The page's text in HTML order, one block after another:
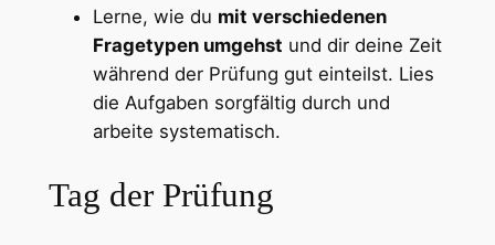
Lerne, wie du mit verschiedenen
Fragetypen umgehst und dir deine Zeit
während der Prüfung gut einteilst. Lies
die Aufgaben sorgfältig durch und
arbeite systematisch.
Tag der Prüfung